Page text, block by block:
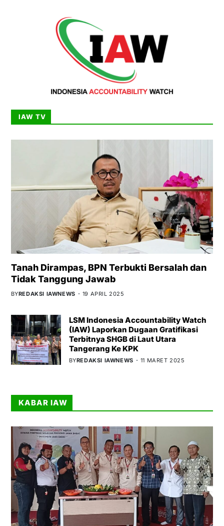
IAW TV
Tanah Dirampas, BPN Terbukti Bersalah dan
Tidak Tanggung Jawab
BYREDAKSI IAWNEWS 19 APRIL 2025
LSM Indonesia Accountability Watch
(IAW) Laporkan Dugaan Gratifikasi
Terbitnya SHGB di Laut Utara
Tangerang Ke KPK
BYREDAKSI IAWNEWS 11 MARET 2025
KABAR IAW